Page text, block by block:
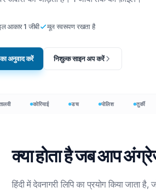
अंग्रेजी से तुर्की
अंग्रेजी से इंडोनेशियाई
अनुवाद करें
आकार 1 जीबी मूल स्वरूपण रखता है
अनुवाद करें निशुल्क साइन अप करें
कोरियाई पोलिश तुर्की
क्या होता है जब आप
हिंदी में देवनागरी लिपि का प्रयोग किया